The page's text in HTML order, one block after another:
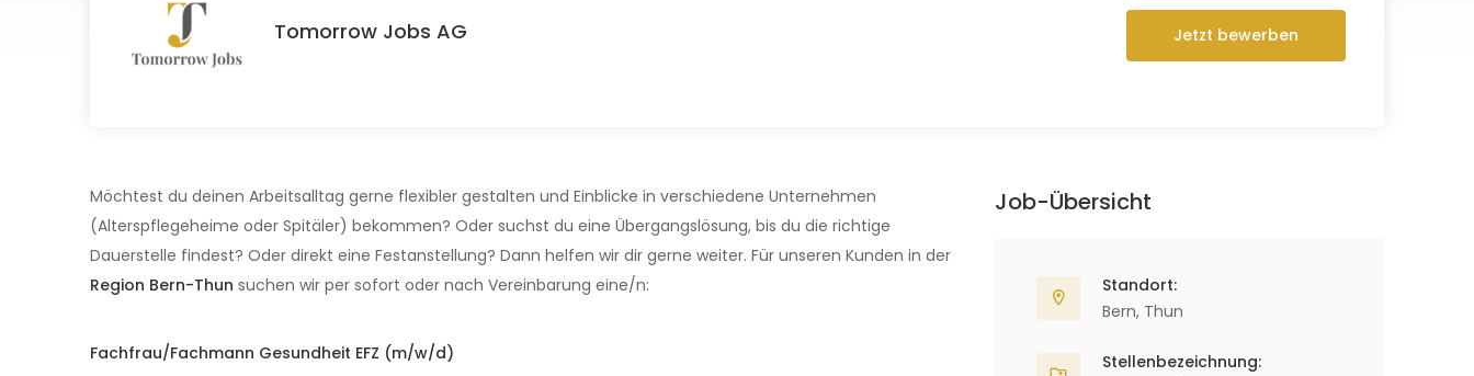
Tomorrow Jobs AG Jetzt bewerben
Möchtest du deinen Arbeitsalltag gerne flexibler gestalten und Einblicke in verschiedene Unternehmen
(Alterspflegeheime oder Spitäler) bekommen? Oder suchst du eine Übergangslösung, bis du die richtige
Dauerstelle findest? Oder direkt eine Festanstellung? Dann helfen wir dir gerne weiter. Für unseren Kunden in der
Region Bern-Thun suchen wir per sofort oder nach Vereinbarung eine/n:
Fachfrau/Fachmann Gesundheit EFZ (m/w/d)
Job-Übersicht
Standort:
Bern, Thun
Stellenbezeichnung: